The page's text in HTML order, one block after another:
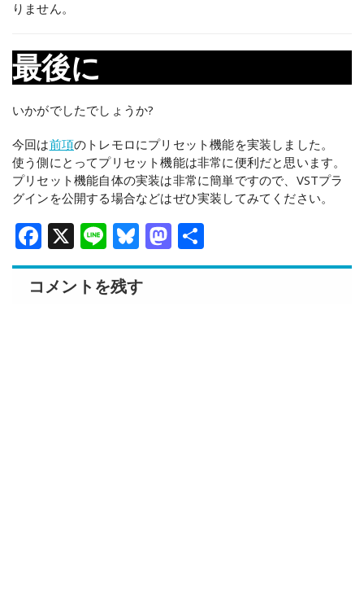
りません。
最後に
いかがでしたでしょうか?
今回は前項のトレモロにプリセット機能を実装しました。
使う側にとってプリセット機能は非常に便利だと思います。
プリセット機能自体の実装は非常に簡単ですので、VSTプラ
グインを公開する場合などはぜひ実装してみてください。
Facebook
X LineBluesky
Mastodon
有
コメントを残す